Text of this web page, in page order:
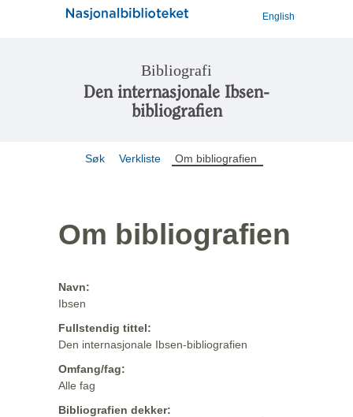
English
Bibliografi
Den internasjonale Ibsen-
bibliografien
Søk Verkliste Om bibliografien
Om bibliografien
Navn:
Ibsen
Fullstendig tittel:
Den internasjonale Ibsen-bibliografien
Omfang/fag:
Alle fag
Bibliografien dekker: